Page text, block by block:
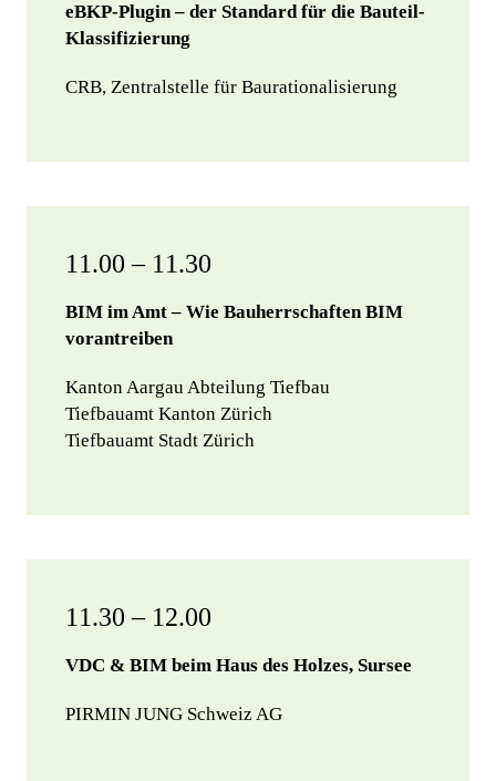
eBKP-Plugin – der Standard für die Bauteil-
Klassifizierung
CRB, Zentralstelle für Baurationalisierung
11.00 – 11.30
BIM im Amt – Wie Bauherrschaften BIM
vorantreiben
Kanton Aargau Abteilung Tiefbau
Tiefbauamt Kanton Zürich
Tiefbauamt Stadt Zürich
11.30 – 12.00
VDC & BIM beim Haus des Holzes, Sursee
PIRMIN JUNG Schweiz AG